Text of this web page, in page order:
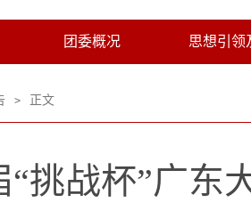
团委概况 思想引领
> 正文
“挑战杯”广东